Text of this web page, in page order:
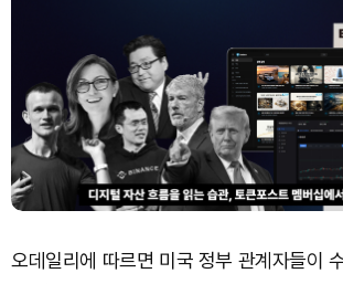
오데일리에 따르면 미국 정부 관계자들이